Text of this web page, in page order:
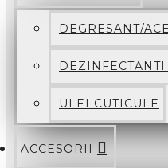
DEGRESANT/
ULEI CUTICULE
ACCESORII